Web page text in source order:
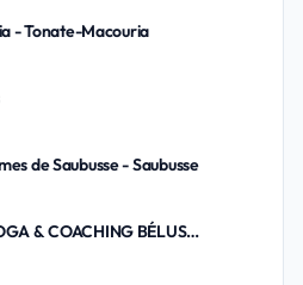
- Tonate-Macouria
de Saubusse - Saubusse
& COACHING BÉLUS